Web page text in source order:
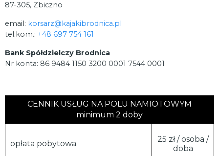
87-305, Zbiczno
email: korsarz@kajakibrodnica.pl
tel.kom.: +48 697 754 161
Bank Spółdzielczy Brodnica
Nr konta: 86 9484 1150 3200 0001 7544 0001
CENNIK USŁUG NA POLU NAMIOTOWYM
minimum 2 doby
opłata pobytowa
25 zł / osoba /
doba